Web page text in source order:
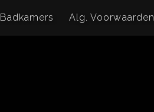
Badkamers Alg. Voorwaarden